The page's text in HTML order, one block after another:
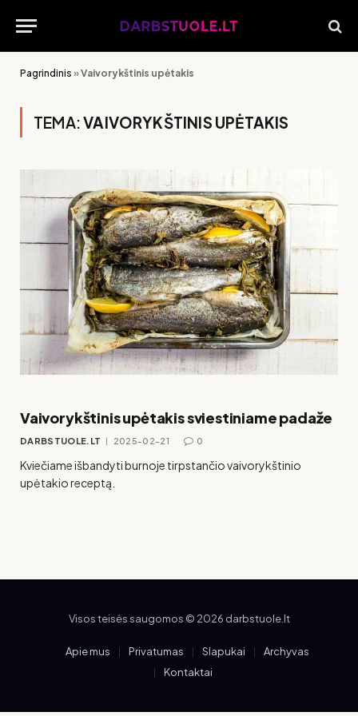
Pagrindinis »Vaivorykštinis upėtakis
TEMA:VAIVORYKŠTINIS UPĖTAKIS
Vaivorykštinis upėtakis sviestiniame padaže
DARBSTUOLE.LT 2025-02-21 0
Kviečiame išbandyti burnoje tirpstančio vaivorykštinio
upėtakio receptą.
Visos teisės saugomos © 2026 darbstuole.lt
Apie mus Privatumas Slapukai
Archyvas
Kontaktai